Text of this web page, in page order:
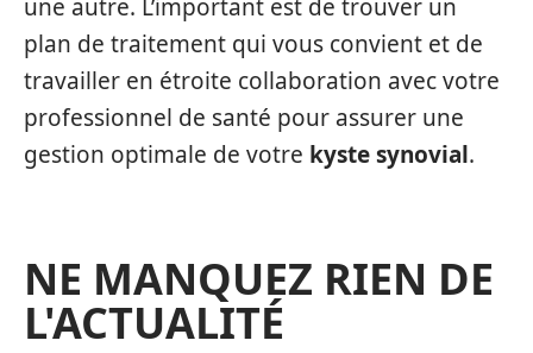
une autre. L’important est de trouver un
plan de traitement qui vous convient et de
travailler en étroite collaboration avec votre
professionnel de santé pour assurer une
gestion optimale de votre kyste synovial.
NE MANQUEZ RIEN DE
L'ACTUALITÉ